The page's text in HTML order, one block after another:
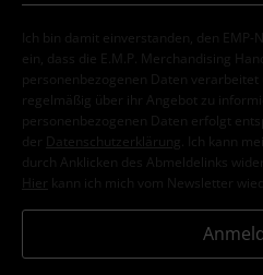
Ich bin damit einverstanden, den
ein, dass die E.M.P. Merchandising
personenbezogenen Daten
regelmäßig über ihr Angebot zu
personenbezogenen Daten erfolgt
der
Datenschutzerklärung
. Ich kann
durch Anklicken des Abmeldelinks
Hier kann ich mich vom Newsletter